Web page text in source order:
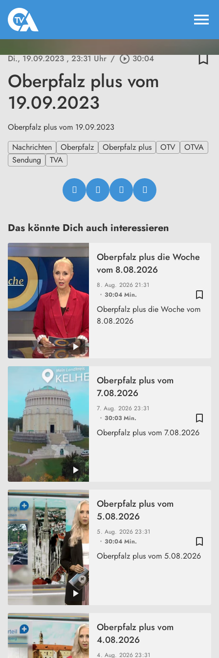
menu
Di., 19.09.2023, 23:31 Uhr / play_circle_outline30:04 bookmark_border
Oberpfalz plus vom
19.09.2023
Oberpfalz plus vom 19.09.2023
Nachrichten
Oberpfalz Oberpfalz plus OTV
OTVA
Sendung
TVA
Das könnte Dich auch interessieren
bookmark_border
8. Aug. 202621:31
30:04 Min.
Oberpfalz plus die Woche
vom 8.08.2026
Oberpfalz plus die Woche vom
8.08.2026
bookmark_border
7. Aug. 202623:31
30:03 Min.
Oberpfalz plus vom
7.08.2026
Oberpfalz plus vom 7.08.2026
bookmark_border
5. Aug. 202623:31
30:04 Min.
Oberpfalz plus vom
5.08.2026
Oberpfalz plus vom 5.08.2026
4. Aug. 202623:31
Oberpfalz plus vom
4.08.2026